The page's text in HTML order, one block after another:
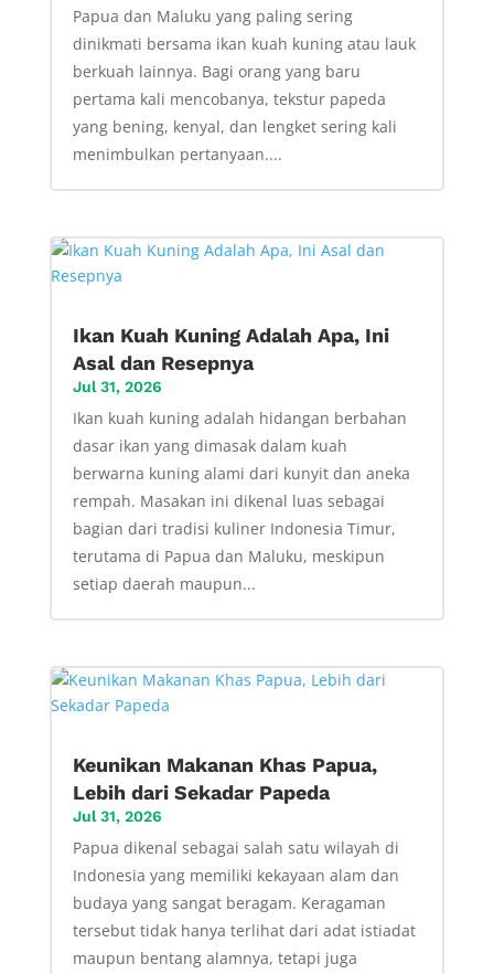
Papua dan Maluku yang paling sering
dinikmati bersama ikan kuah kuning atau lauk
berkuah lainnya. Bagi orang yang baru
pertama kali mencobanya, tekstur papeda
yang bening, kenyal, dan lengket sering kali
menimbulkan pertanyaan....
Ikan Kuah Kuning Adalah Apa, Ini
Asal dan Resepnya
Jul 31, 2026
Ikan kuah kuning adalah hidangan berbahan
dasar ikan yang dimasak dalam kuah
berwarna kuning alami dari kunyit dan aneka
rempah. Masakan ini dikenal luas sebagai
bagian dari tradisi kuliner Indonesia Timur,
terutama di Papua dan Maluku, meskipun
setiap daerah maupun...
Keunikan Makanan Khas Papua,
Lebih dari Sekadar Papeda
Jul 31, 2026
Papua dikenal sebagai salah satu wilayah di
Indonesia yang memiliki kekayaan alam dan
budaya yang sangat beragam. Keragaman
tersebut tidak hanya terlihat dari adat istiadat
maupun bentang alamnya, tetapi juga